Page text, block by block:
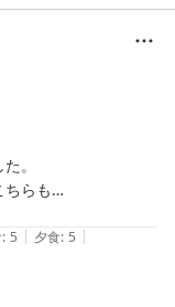
る広場や、周辺の散
はぜひワンちゃんと
吹き、冷房の要らな
季節になります。
。
らも
のですが
。
: 5 | 夕食: 5 |